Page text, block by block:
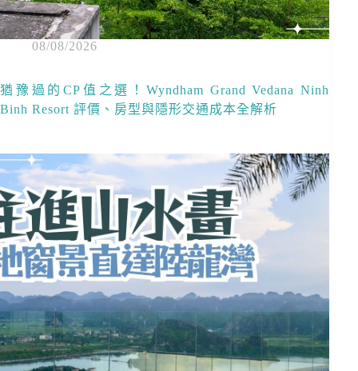
08/08/2026
猶豫過的CP值之選！Wyndham Grand Vedana Ninh
Binh Resort 評價、房型與隱形交通成本全解析